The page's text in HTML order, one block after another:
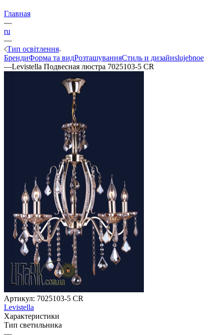
Главная
—
ru
—
Тип освітлення
БрендиФорма та видРозташуванняСтиль и дизайнslujebnoe
—Levistella Подвесная люстра 7025103-5 CR
Артикул: 7025103-5 CR
Levistella
Характеристики
Тип светильника